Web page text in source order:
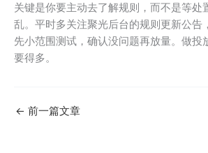
关键是你要主动去了解规则，而不是等处
乱。平时多关注聚光后台的规则更新公告
先小范围测试，确认没问题再放量。做投
要得多。
← 前一篇文章